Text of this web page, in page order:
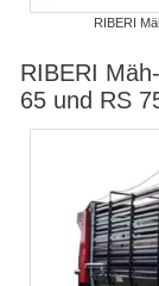
RIBERI
RIBERI
65 und RS